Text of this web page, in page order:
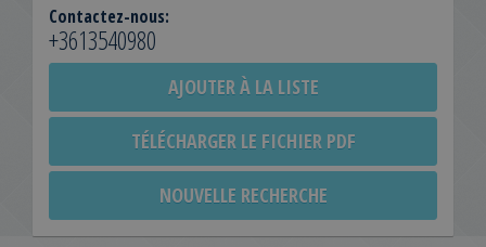
Contactez-nous:
+3613540980
AJOUTER À LA LISTE
TÉLÉCHARGER LE FICHIER PDF
NOUVELLE RECHERCHE